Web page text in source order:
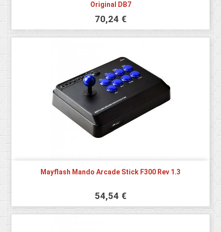
Original DB7
70,24 €
Mayflash Mando Arcade Stick F300 Rev 1.3
54,54 €